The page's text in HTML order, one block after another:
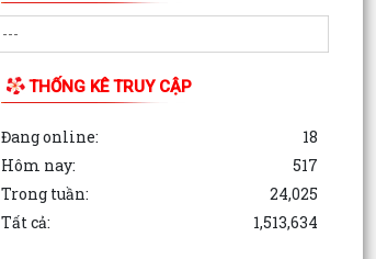
THỐNG KÊ TRUY CẬP
Đang online:
18
Hôm nay:
517
Trong tuần:
24,025
Tất cả:
1,513,634